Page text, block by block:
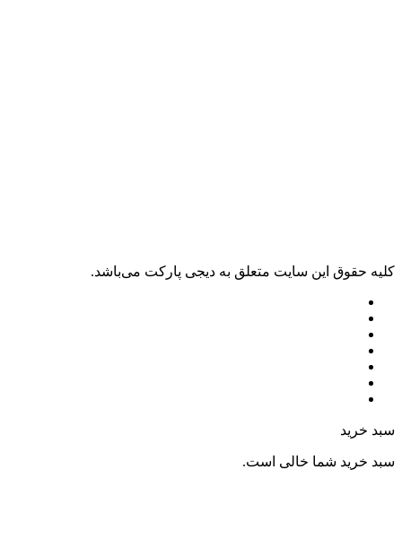
حقوق اين سايت متعلق به دیجی پارکت می‌باشد.
خرید
خرید شما خالی است.